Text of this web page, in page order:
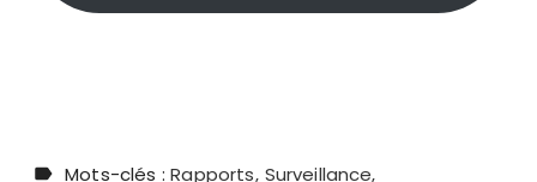
Mots-clés :Rapports Surveillance